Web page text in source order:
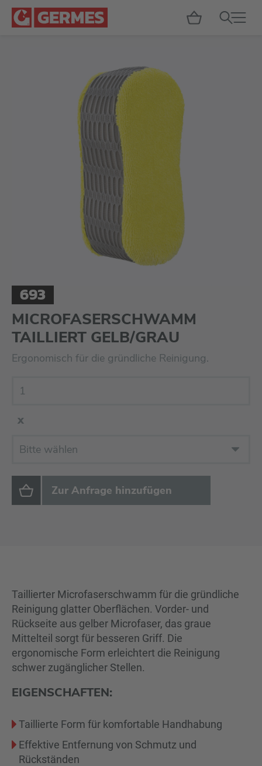
693
MICROFASERSCHWAMM
TAILLIERT GELB/GRAU
Ergonomisch für die gründliche Reinigung.
Taillierter Microfaserschwamm für die gründliche
Reinigung glatter Oberflächen. Vorder- und
Rückseite aus gelber Microfaser, das graue
Mittelteil sorgt für besseren Griff. Die
ergonomische Form erleichtert die Reinigung
schwer zugänglicher Stellen.
EIGENSCHAFTEN:
Taillierte Form für komfortable Handhabung
Effektive Entfernung von Schmutz und
Rückständen